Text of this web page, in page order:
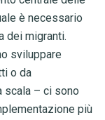
è necessario
dei migranti.
sviluppare
o da
scala – ci sono
più